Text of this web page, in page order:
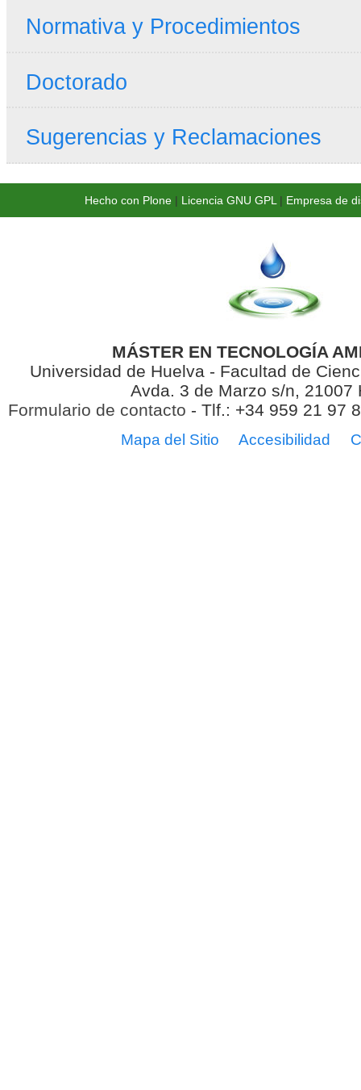
Normativa y Procedimientos
Doctorado
Sugerencias y Reclamaciones
Hecho con Plone| Licencia GNU GPL | Empresa de
MÁSTER EN TECNOLOGÍA
Universidad de Huelva - Facultad de
Avda. 3 de Marzo s/n, 21007
Formulario de contacto - Tlf.: +34 959 21 97
Mapa del Sitio Accesibilidad